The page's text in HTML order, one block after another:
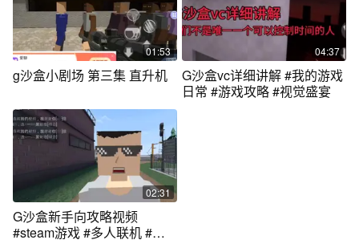
01:53
g沙盒小剧场 第三集 直升机
04:37
G沙盒vc详细讲解 #我的游戏
日常 #游戏攻略 #视觉盛宴
02:31
G沙盒新手向攻略视频
#steam游戏 #多人联机 #我